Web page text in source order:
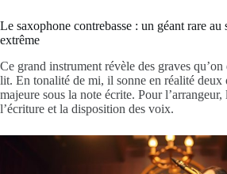
Le saxophone contrebasse : un géant rare au
extrême
Ce grand instrument révèle des graves
lit. En tonalité de mi, il sonne en réalité deux
majeure sous la note écrite. Pour
l’écriture et la disposition des voix.